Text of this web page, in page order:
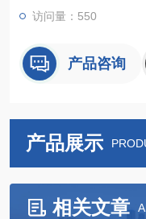
访问量：550
产品咨询
产品展示
相关文章